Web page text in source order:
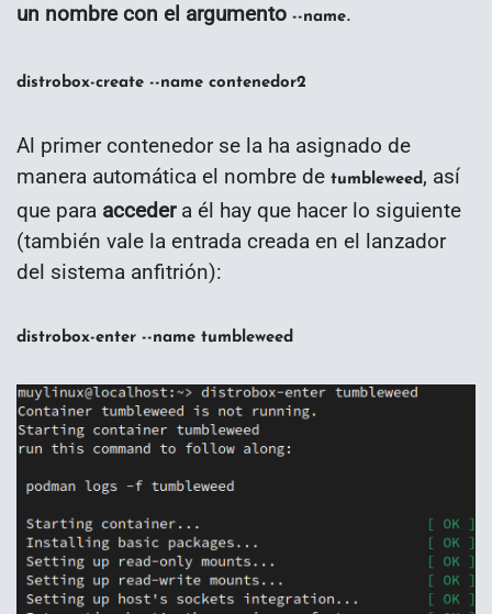
un nombre con el argumento --name.
distrobox-create --name contenedor2
Al primer contenedor se la ha asignado de
manera automática el nombre de tumbleweed , así
que para accedera él hay que hacer lo siguiente
(también vale la entrada creada en el lanzador
del sistema anfitrión):
distrobox-enter --name tumbleweed